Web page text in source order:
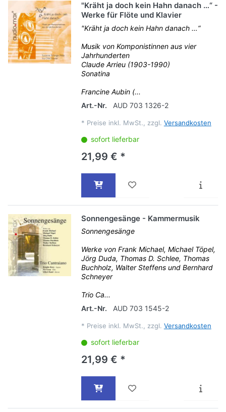
"Kräht ja doch kein Hahn danach …“ -
Werke für Flöte und Klavier
"Kräht ja doch kein Hahn danach …“
Musik von Komponistinnen aus vier
Jahrhunderten
Claude Arrieu (1903-1990)
Sonatina
Francine Aubin (...
Art.-Nr.
AUD 703 1326-2
* Preise inkl. MwSt., zzgl. Versandkosten
sofort lieferbar
21,99 € *
Sonnengesänge - Kammermusik
Sonnengesänge
Werke von Frank Michael, Michael Töpel,
Jörg Duda, Thomas D. Schlee, Thomas
Buchholz, Walter Steffens und Bernhard
Schneyer
Trio Ca...
Art.-Nr.
AUD 703 1545-2
* Preise inkl. MwSt., zzgl. Versandkosten
sofort lieferbar
21,99 € *